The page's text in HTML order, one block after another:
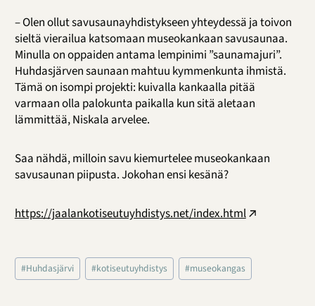
– Olen ollut savusaunayhdistykseen yhteydessä ja toivon
sieltä vierailua katsomaan museokankaan savusaunaa.
Minulla on oppaiden antama lempinimi ”saunamajuri”.
Huhdasjärven saunaan mahtuu kymmenkunta ihmistä.
Tämä on isompi projekti: kuivalla kankaalla pitää
varmaan olla palokunta paikalla kun sitä aletaan
lämmittää, Niskala arvelee.
Saa nähdä, milloin savu kiemurtelee museokankaan
savusaunan piipusta. Jokohan ensi kesänä?
https://jaalankotiseutuyhdistys.net/index.html
Avainsanat:
#Huhdasjärvi #kotiseutuyhdistys #museokangas